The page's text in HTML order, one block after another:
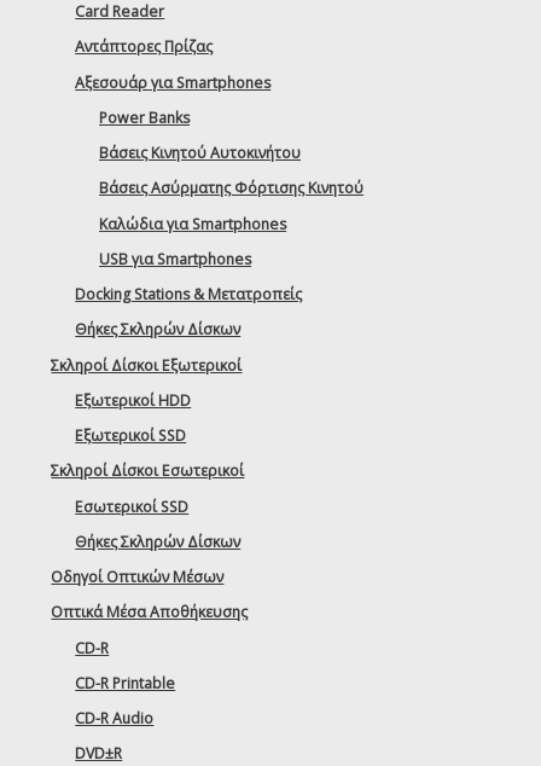
Card Reader
Αντάπτορες Πρίζας
Αξεσουάρ για Smartphones
Power Banks
Βάσεις Κινητού Αυτοκινήτου
Βάσεις Ασύρματης Φόρτισης Κινητού
Καλώδια για Smartphones
USB για Smartphones
Docking Stations & Μετατροπείς
Θήκες Σκληρών Δίσκων
Σκληροί Δίσκοι Εξωτερικοί
Εξωτερικοί HDD
Εξωτερικοί SSD
Σκληροί Δίσκοι Εσωτερικοί
Εσωτερικοί SSD
Θήκες Σκληρών Δίσκων
Οδηγοί Οπτικών Μέσων
Οπτικά Μέσα Αποθήκευσης
CD-R
CD-R Printable
CD-R Audio
DVD±R